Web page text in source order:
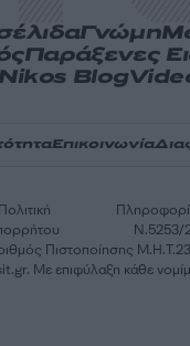
Γνώμη
Παράξενες
Nikos Blog
Επικοινωνία
Πιστοποίησης
Πολιτική
Ν.5253/
Με επιφύλαξη κάθε